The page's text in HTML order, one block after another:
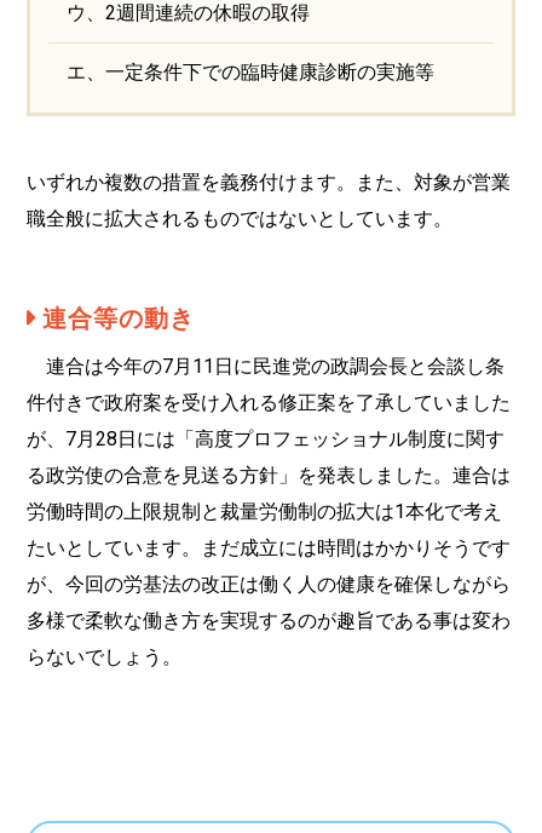
ウ、2週間連続の休暇の取得
エ、一定条件下での臨時健康診断の実施等
いずれか複数の措置を義務付けます。また、対象が営業
職全般に拡大されるものではないとしています。
連合等の動き
連合は今年の7月11日に民進党の政調会長と会談し条
件付きで政府案を受け入れる修正案を了承していました
が、7月28日には「高度プロフェッショナル制度に関す
る政労使の合意を見送る方針」を発表しました。連合は
労働時間の上限規制と裁量労働制の拡大は1本化で考え
たいとしています。まだ成立には時間はかかりそうです
が、今回の労基法の改正は働く人の健康を確保しながら
多様で柔軟な働き方を実現するのが趣旨である事は変わ
らないでしょう。